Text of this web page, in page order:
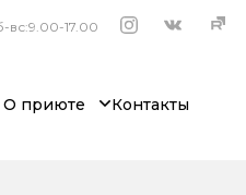
вс:9.00-17.00
О приюте Контакты